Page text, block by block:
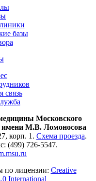
базы
связь
Московского
имени М.В. Ломоносова
корп. 1. Схема проезда.
(499) 726-5547.
по лицензии: Creative
International